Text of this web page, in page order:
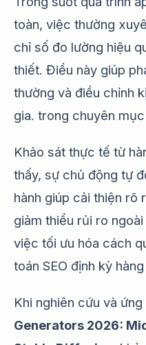
toàn, việc thường
chỉ số đo lường hiệu
thiết. Điều này giúp
thường và điều chỉnh
gia. trong chuyên mục
Khảo sát thực tế từ
thấy, sự chủ động tự
hành giúp cải thiện rõ
giảm thiểu rủi ro
việc tối ưu hóa cách
toán SEO định kỳ
Khi nghiên cứu và ứng
Generators 2026: